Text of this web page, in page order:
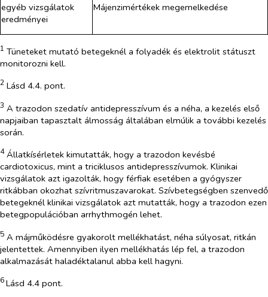
egyéb vizsgálatok
eredményei
Májenzimértékek megemelkedése
1 Tüneteket mutató betegeknél a folyadék és elektrolit státuszt
monitorozni kell.
2 Lásd 4.4. pont.
3 A trazodon szedatív antidepresszívum és a néha, a kezelés első
napjaiban tapasztalt álmosság általában elmúlik a további kezelés
során.
4Állatkísérletek kimutatták, hogy a trazodon kevésbé
cardiotoxicus, mint a triciklusos antidepresszívumok. Klinikai
vizsgálatok azt igazolták, hogy férfiak esetében a gyógyszer
ritkábban okozhat szívritmuszavarokat. Szívbetegségben szenvedő
betegeknél klinikai vizsgálatok azt mutatták, hogy a trazodon ezen
betegpopulációban arrhythmogén lehet.
5 A májműködésre gyakorolt mellékhatást, néha súlyosat, ritkán
jelentettek. Amennyiben ilyen mellékhatás lép fel, a trazodon
alkalmazását haladéktalanul abba kell hagyni.
6Lásd 4.4 pont.